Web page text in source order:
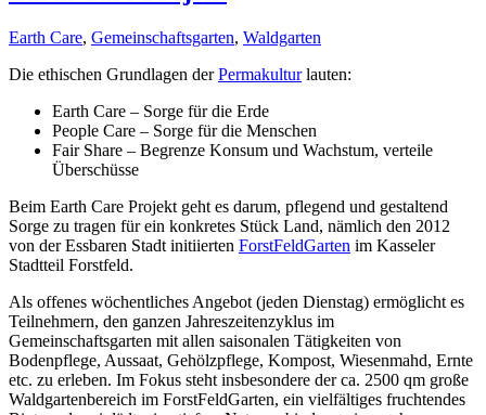
Earth Care, Gemeinschaftsgarten, Waldgarten
Die ethischen Grundlagen derPermakulturlauten:
Earth Care – Sorge für die Erde
People Care – Sorge für die Menschen
Fair Share – Begrenze Konsum und Wachstum, verteile
Überschüsse
Beim Earth Care Projekt geht es darum, pflegend und gestaltend
Sorge zu tragen für ein konkretes Stück Land, nämlich den 2012
von der Essbaren Stadt initiierten ForstFeldGarten im Kasseler
Stadtteil Forstfeld.
Als offenes wöchentliches Angebot (jeden Dienstag) ermöglicht es
Teilnehmern, den ganzen Jahreszeitenzyklus im
Gemeinschaftsgarten mit allen saisonalen Tätigkeiten von
Bodenpflege, Aussaat, Gehölzpflege, Kompost, Wiesenmahd, Ernte
etc. zu erleben. Im Fokus steht insbesondere der ca. 2500 qm große
Waldgartenbereich im ForstFeldGarten, ein vielfältiges fruchtendes